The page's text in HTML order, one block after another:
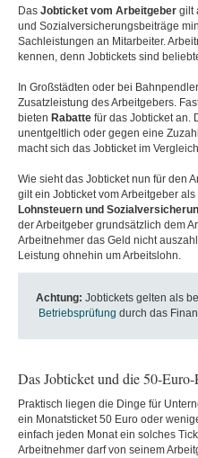
Das Jobticket vom Arbeitgeber gilt
und Sozialversicherungsbeiträge
Sachleistungen an Mitarbeiter.
kennen, denn Jobtickets sind
In Großstädten oder bei
Zusatzleistung des Arbeitgebers.
bieten Rabatte für das Jobticket an.
unentgeltlich oder gegen eine
macht sich das Jobticket im
Wie sieht das Jobticket nun für den
gilt ein Jobticket vom Arbeitgeber
Lohnsteuern und
der Arbeitgeber grundsätzlich dem
Arbeitnehmer das Geld nicht
Leistung ohnehin um Arbeitslohn.
Achtung: Jobtickets gelten als
Betriebsprüfung durch das
Das Jobticket und die 50-Euro-
Praktisch liegen die Dinge für
ein Monatsticket 50 Euro oder
einfach jeden Monat ein solches
Arbeitnehmer darf von seinem